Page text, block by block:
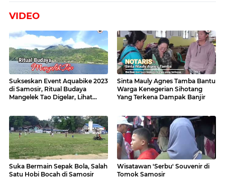
VIDEO
Sukseskan Event Aquabike 2023
di Samosir, Ritual Budaya
Mangelek Tao Digelar, Lihat
Sinta Mauly Agnes Tamba Bantu
Warga Kenegerian Sihotang
Yang Terkena Dampak Banjir
Suka Bermain Sepak Bola, Salah
Satu Hobi Bocah di Samosir
Wisatawan 'Serbu' Souvenir di
Tomok Samosir